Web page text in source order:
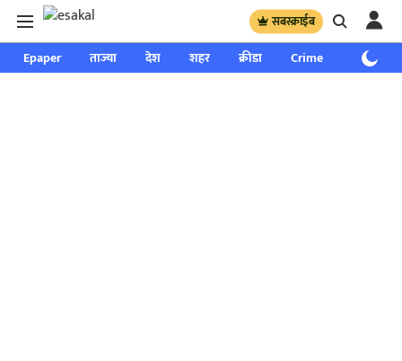
सबस्क्राईब
Epaper ताज्या देश शहर क्रीडा Crime साप्ताहिक